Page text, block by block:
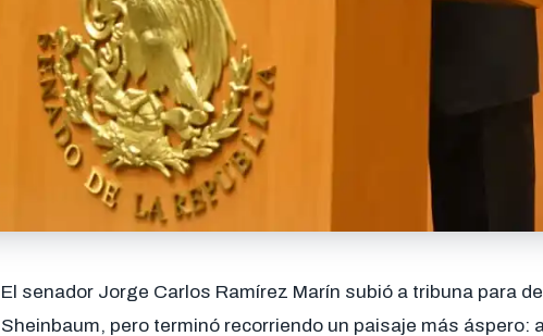
El senador Jorge Carlos Ramírez Marín subió a tribuna para
Sheinbaum, pero terminó recorriendo un paisaje más áspero: